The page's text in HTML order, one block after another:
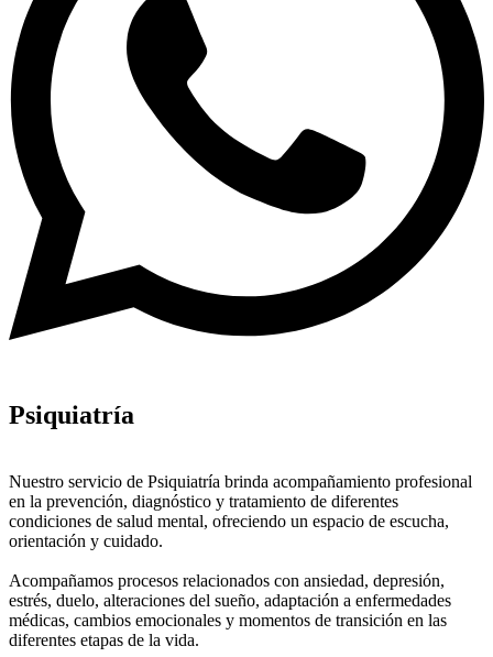
Psiquiatría
Nuestro servicio de Psiquiatría brinda acompañamiento profesional
en la prevención, diagnóstico y tratamiento de diferentes
condiciones de salud mental, ofreciendo un espacio de escucha,
orientación y cuidado.
Acompañamos procesos relacionados con ansiedad, depresión,
estrés, duelo, alteraciones del sueño, adaptación a enfermedades
médicas, cambios emocionales y momentos de transición en las
diferentes etapas de la vida.